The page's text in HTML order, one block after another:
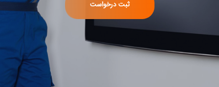
ثبت درخواست